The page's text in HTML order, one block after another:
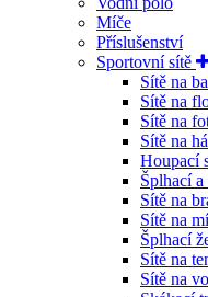
Míče
Příslušenství
Sportovní sítě
Sítě na
Sítě na
Sítě na
Sítě na
Houpací
Šplhací
Sítě na
Sítě na
Šplhací
Sítě na
Sítě na